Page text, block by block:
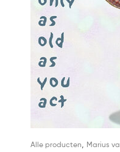
Alle producten Marius